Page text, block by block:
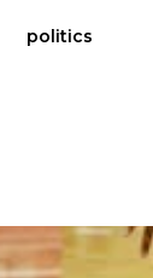
politics